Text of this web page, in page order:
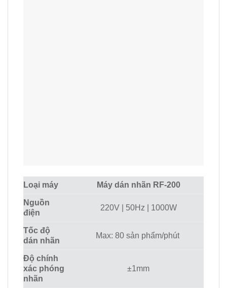
Loại máy Máy dán nhãn RF-200
Nguồn
điện
220V | 50Hz | 1000W
Tốc độ
dán nhãn
Max: 80 sản phẩm/phút
Độ chính
xác phóng
nhãn
±1mm